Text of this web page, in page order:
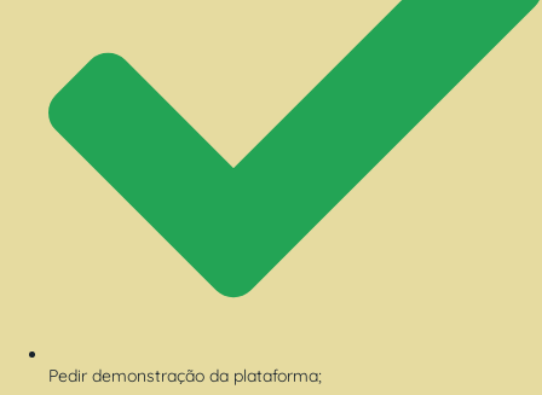
Pedir demonstração da plataforma;